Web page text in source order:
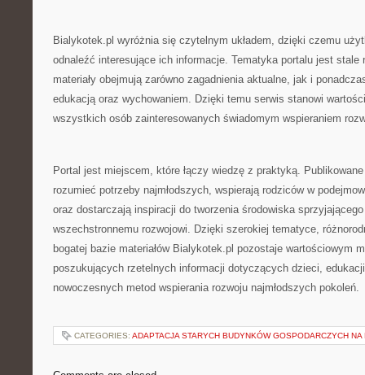
Bialykotek.pl wyróżnia się czytelnym układem, dzięki czemu
odnaleźć interesujące ich informacje. Tematyka portalu jest stale
materiały obejmują zarówno zagadnienia aktualne, jak i
edukacją oraz wychowaniem. Dzięki temu serwis stanowi
wszystkich osób zainteresowanych świadomym wspieraniem
Portal jest miejscem, które łączy wiedzę z praktyką.
rozumieć potrzeby najmłodszych, wspierają rodziców w
oraz dostarczają inspiracji do tworzenia środowiska
wszechstronnemu rozwojowi. Dzięki szerokiej tematyce,
bogatej bazie materiałów Bialykotek.pl pozostaje wartościowym
poszukujących rzetelnych informacji dotyczących dzieci,
nowoczesnych metod wspierania rozwoju najmłodszych pokoleń.
CATEGORIES: ADAPTACJA STARYCH BUDYNKÓW GOSPODARCZYCH